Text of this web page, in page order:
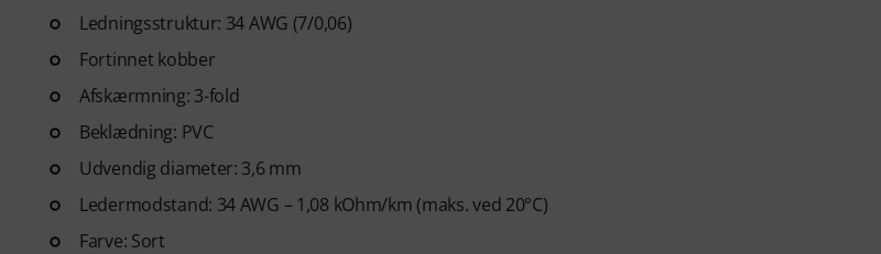
Ledningsstruktur: 34 AWG (7/0,06)
Fortinnet kobber
Afskærmning: 3-fold
Beklædning: PVC
Udvendig diameter: 3,6 mm
Ledermodstand: 34 AWG – 1,08 kOhm/km (maks. ved 20°C)
Farve: Sort